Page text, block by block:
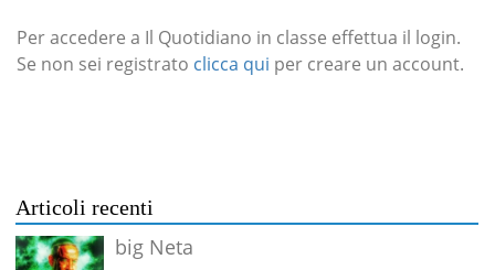
Per accedere a Il Quotidiano in classe effettua il login.
Se non sei registrato clicca qui per creare un account.
Articoli recenti
big Neta